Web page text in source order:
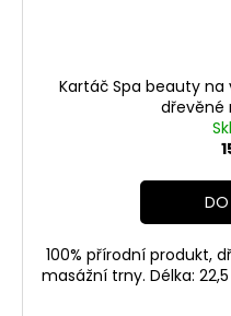
Kartáč Spa beauty
dřevěné
DO
100% přírodní produkt,
masážní trny. Délka: